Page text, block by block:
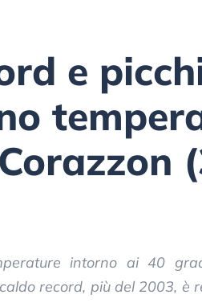
e
intorno ai 40
record, più del 2003, è